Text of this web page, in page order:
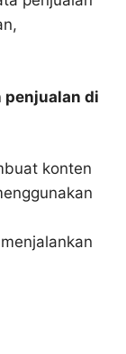
penjualan di
konten